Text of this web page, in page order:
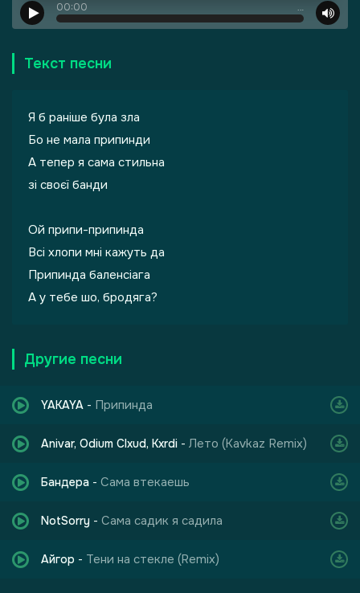
00:00 …
Текст песни
Я б раніше була зла
Бо не мала припинди
А тепер я сама стильна
зі своєї банди
Ой припи-припинда
Всі хлопи мні кажуть да
Припинда баленсіага
А у тебе шо, бродяга?
Другие песни
YAKAYA - Припинда
Anivar, Odium Clxud, Kxrdi - Лето (Kavkaz Remix)
Бандера - Сама втекаешь
NotSorry - Сама садик я садила
Айгор - Тени на стекле (Remix)
- Харизма